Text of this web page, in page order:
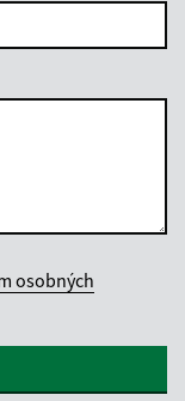
osobných